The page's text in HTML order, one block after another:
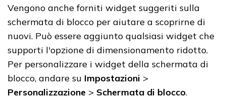
Vengono anche forniti widget suggeriti sulla
schermata di blocco per aiutare a scoprirne di
nuovi. Può essere aggiunto qualsiasi widget che
supporti l'opzione di dimensionamento ridotto.
Per personalizzare i widget della schermata di
blocco, andare su Impostazioni >
Personalizzazione > Schermata di blocco.